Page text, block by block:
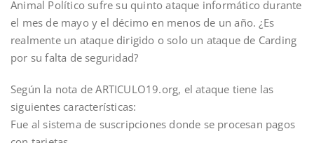
Animal Político sufre su quinto ataque informático durante
el mes de mayo y el décimo en menos de un año. ¿Es
realmente un ataque dirigido o solo un ataque de Carding
por su falta de seguridad?
Según la nota de ARTICULO19.org, el ataque tiene las
siguientes características:
Fue al sistema de suscripciones donde se procesan pagos